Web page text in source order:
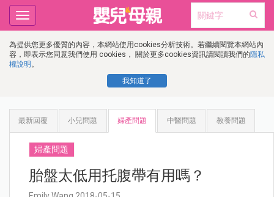
為提供您更多優質的內容，本網站使用cookies分析技術。若繼續閱覽本網站內
容，即表示您同意我們使用 cookies， 關於更多cookies資訊請閱讀我們的隱私
權說明 。
我知道了
Toggle
navigation
最新回覆 小兒問題 婦產問題 中醫問題 教養問題
婦產問題
胎盤太低用托腹帶有用嗎？